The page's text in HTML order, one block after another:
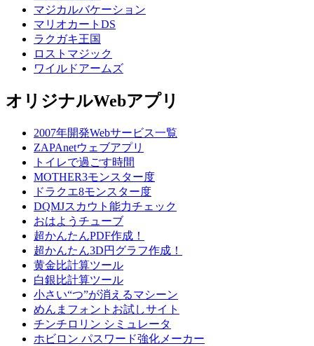
マジカルバケーション
マリオカートDS
ラクガキ王国
ロストマジック
ワイルドアームズ
オリジナルWebアプリ
2007年開発Webサービス一覧
ZAPAnetウェブアプリ
トイレで過ごす時間
MOTHER3モンスター度
ドラクエ8モンスター度
DQMJスカウト能力チェック
おはようチューブ
超かんたんPDF作成！
超かんたん3D円グラフ作成！
黄金比計算ツール
白銀比計算ツール
小さい“つ”が消えるマシーン
めんまフォントお試しサイト
チンチロリン シミュレータ
ホビロン パスワード強化メーカー